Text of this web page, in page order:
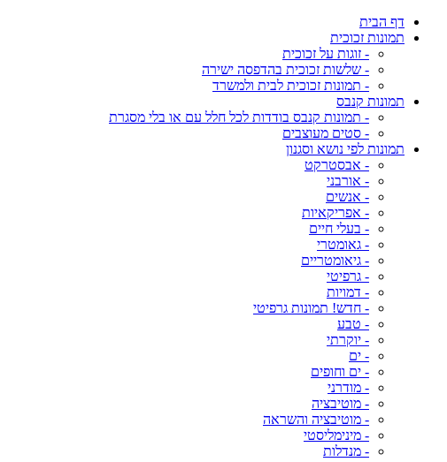
דף הבית
תמונות זכוכית
- זוגות על זכוכית
- שלשות זכוכית בהדפסה ישירה
- תמונות זכוכית לבית ולמשרד
תמונות קנבס
- תמונות קנבס בודדות לכל חלל עם או בלי מסגרת
- סטים מעוצבים
תמונות לפי נושא וסגנון
- אבסטרקט
- אורבני
- אנשים
- אפריקאיות
- בעלי חיים
- גאומטרי
- גיאומטריים
- גרפיטי
- דמויות
- חדש! תמונות גרפיטי
- טבע
- יוקרתי
- ים
- ים וחופים
- מודרני
- מוטיבציה
- מוטיבציה והשראה
- מינימליסטי
- מנדלות